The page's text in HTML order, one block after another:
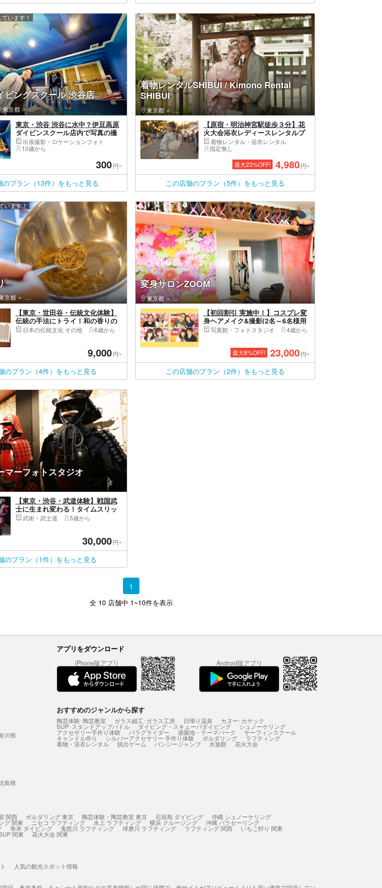
ビングスクール 渋谷店
東京都 渋谷区・原宿・恵比寿・代官山
います！
東京・渋谷 渋谷に水中？伊豆高原
ダイビンスクール店内で写真の撮
影会！
出張撮影・ロケーションフォト
10歳から
300円~
のプラン（13件）をもっと見る
着物レンタルSHIBUI / Kimono Rental
SHIBUI
東京都 渋谷区・原宿・恵比寿・代官山
【原宿・明治神宮駅徒歩３分】花
火大会浴衣レディースレンタルプ
ラン｜浴衣一式レンタル＆着付け&
ヘアアレンジプラン！
着物レンタル・浴衣レンタル
指定無し
最大23%OFF! 4,980円~
この店舗のプラン（5件）をもっと見る
京都 渋谷区・原宿・恵比寿・代官山
います！
【東京・世田谷・伝統文化体験】
伝統の手法にトライ！和の香りの
線香作り
日本の伝統文化 その他 6歳から
9,000円~
のプラン（4件）をもっと見る
変身サロンZOOM
東京都 渋谷区・原宿・恵比寿・代官山
【初回割引 実施中！】コスプレ変
身ヘアメイク&撮影(2名～6名様用
プラン)＜ウィッグや衣装は全て無
ファミリーにおすすめ！
写真館・フォトスタジオ 4歳から
最大8%OFF! 23,000円~
この店舗のプラン（2件）をもっと見る
マーフォトスタジオ
・原宿・恵比寿・代官山
【東京・渋谷・武道体験】戦国武
士に生まれ変わる！タイムスリッ
プ甲冑撮影体験
武術・武士道 5歳から
30,000円~
のプラン（1件）をもっと見る
1
全 10 店舗中 1~10件を表示
アプリをダウンロード
iPhone版アプリ Android版アプリ
川県
島県
おすすめのジャンルから探す
陶芸体験･陶芸教室 ガラス細工･ガラス工房 日帰り温泉 カヌー･カヤック
SUP･スタンドアップパドル ダイビング・スキューバダイビング シュノーケリング
アクセサリー手作り体験 パラグライダー 遊園地・テーマパーク サーフィンスクール
キャンドル作り シルバーアクセサリー 手作り体験 ボルダリング ラフティング
着物・浴衣レンタル 脱出ゲーム バンジージャンプ 水族館 花火大会
関西 ボルダリング 東京 陶芸体験・陶芸教室 東京 石垣島 ダイビング 沖縄 シュノーケリング
グ 関東 ニセコ ラフティング 水上 ラフティング 横浜 クルージング 沖縄 パラセーリング
串本 ダイビング 鬼怒川 ラフティング 球磨川 ラフティング ラフティング 関西 いちご狩り 関東
関東 花火大会 関東
人気の観光スポット情報